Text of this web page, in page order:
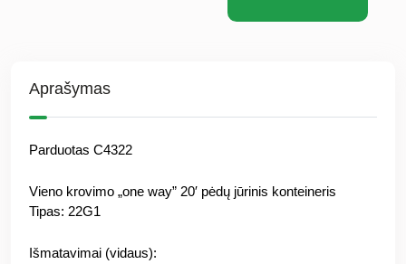
Aprašymas
Parduotas C4322
Vieno krovimo „one way” 20′ pėdų jūrinis konteineris
Tipas: 22G1
Išmatavimai (vidaus):